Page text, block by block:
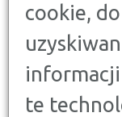
cookie,
informacji
te
UBEZPIECZENIA
CZY
PRACY?